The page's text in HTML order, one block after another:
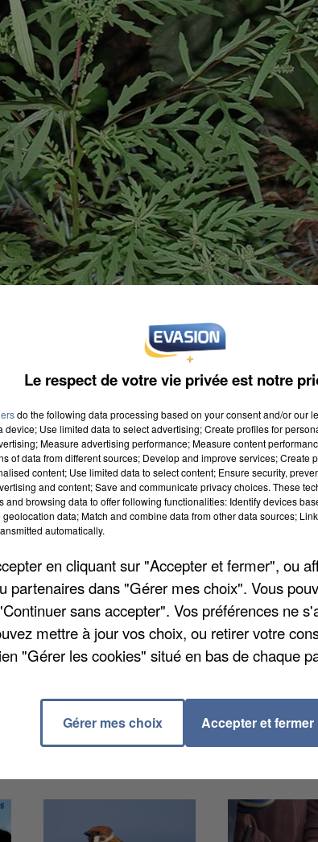
de la plante, fortement allergène, selon des
l'Oise, on compte entre 10 et 50
d'ambroisie à feuilles d'armoise durant
présente des risques sanitaires durant sa
». Sa destruction est même obligatoire
Le respect de votre vie privée est notre
do the following data processing based on your consent and/or our
device; Use limited data to select advertising; Create profiles for
Measure advertising performance; Measure content
of data from different sources; Develop and improve services; Create
content; Use limited data to select content; Ensure security,
and content; Save and communicate privacy choices. These
and browsing data to offer following functionalities: Identify devices
data; Match and combine data from other data sources;
automatically.
en cliquant sur "Accepter et fermer", ou
partenaires dans "Gérer mes choix". Vous
sans accepter". Vos préférences ne
mettre à jour vos choix, ou retirer votre
"Gérer les cookies" situé en bas de chaque
Gérer mes choix Accepter et fermer